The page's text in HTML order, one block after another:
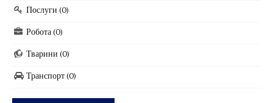
Послуги (0)
Робота(0)
Тварини (0)
Транспорт(0)